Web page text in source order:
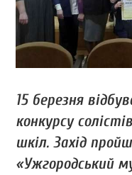
15 березня
конкурсу
шкіл. Захід
«Ужгородський